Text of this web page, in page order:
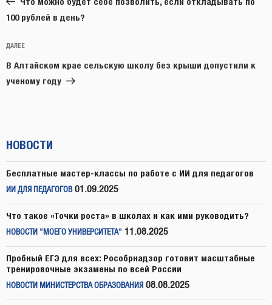
100 рублей в день?
Следующая
запись
ДАЛЕЕ
В Алтайском крае сельскую школу без крыши допустили к
ученому году
НОВОСТИ
Бесплатные мастер-классы по работе с ИИ для педагогов
ИИ ДЛЯ ПЕДАГОГОВ 01.09.2025
Что такое «Точки роста» в школах и как ими руководить?
НОВОСТИ "МОЕГО УНИВЕРСИТЕТА" 11.08.2025
Пробный ЕГЭ для всех: Рособрнадзор готовит масштабные
тренировочные экзамены по всей России
НОВОСТИ МИНИСТЕРСТВА ОБРАЗОВАНИЯ 08.08.2025